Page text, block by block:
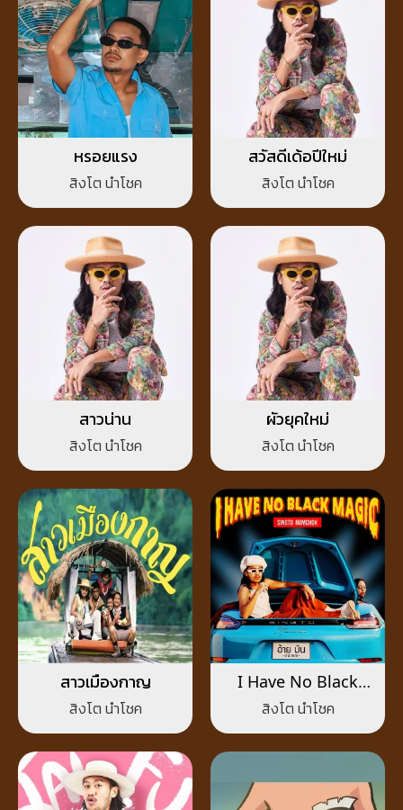
หรอยแรง
สิงโต นำโชค
สวัสดีเด้อปีใหม่
สิงโต นำโชค
สาวน่าน
สิงโต นำโชค
ผัวยุคใหม่
สิงโต นำโชค
สาวเมืองกาญ
สิงโต นำโชค
I Have No Black
Magic
สิงโต นำโชค